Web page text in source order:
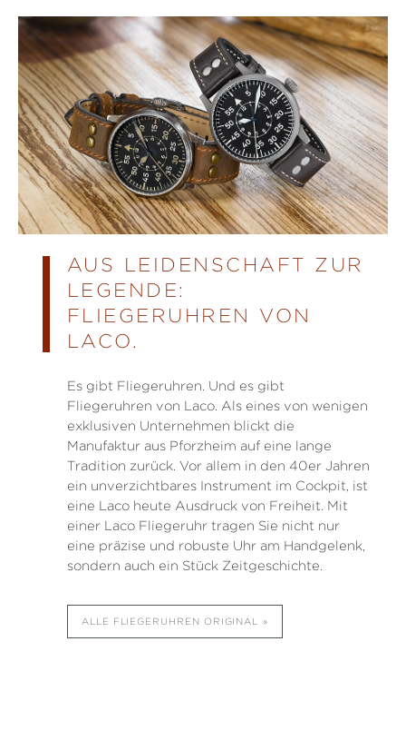
AUS LEIDENSCHAFT ZUR
LEGENDE:
FLIEGERUHREN VON
LACO.
Es gibt Fliegeruhren. Und es gibt
Fliegeruhren von Laco. Als eines von wenigen
exklusiven Unternehmen blickt die
Manufaktur aus Pforzheim auf eine lange
Tradition zurück. Vor allem in den 40er Jahren
ein unverzichtbares Instrument im Cockpit, ist
eine Laco heute Ausdruck von Freiheit. Mit
einer Laco Fliegeruhr tragen Sie nicht nur
eine präzise und robuste Uhr am Handgelenk,
sondern auch ein Stück Zeitgeschichte.
ALLE FLIEGERUHREN ORIGINAL